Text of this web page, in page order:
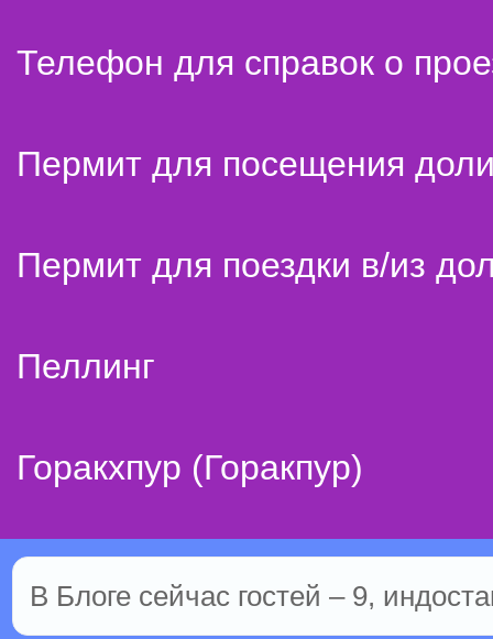
Телефон для справок о
Пермит для посещения
Пермит для поездки в/из
Пеллинг
Горакхпур (Горакпур)
В Блоге сейчас гостей – 9,